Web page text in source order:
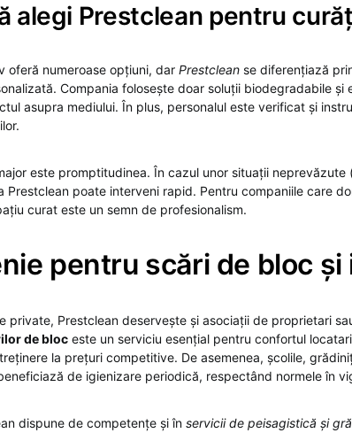
alegi Prestclean pentru
oferă numeroase opțiuni, dar Prestclean se diferențiază
Compania folosește doar soluții biodegradabile și
asupra mediului. În plus, personalul este verificat și
este promptitudinea. În cazul unor situații neprevăzute
Prestclean poate interveni rapid. Pentru companiile care
curat este un semn de profesionalism.
pentru scări de bloc
private, Prestclean deservește și asociații de proprietari
de bloc este un serviciu esențial pentru confortul
la prețuri competitive. De asemenea, școlile,
de igienizare periodică, respectând normele în
dispune de competențe și în servicii de peisagistică și